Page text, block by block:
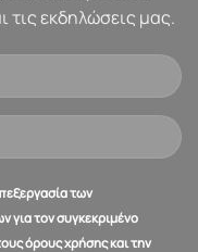
τις εκδηλώσεις μας.
των
τον συγκεκριμένο
όρους χρήσης και την